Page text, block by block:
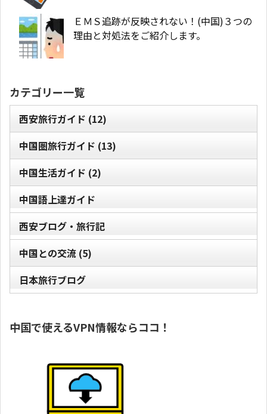
ＥＭＳ追跡が反映されない！(中国)３つの
理由と対処法をご紹介します。
カテゴリー一覧
西安旅行ガイド (12)
中国圏旅行ガイド (13)
中国生活ガイド (2)
中国語上達ガイド
西安ブログ・旅行記
中国との交流 (5)
日本旅行ブログ
中国で使えるVPN情報ならココ！